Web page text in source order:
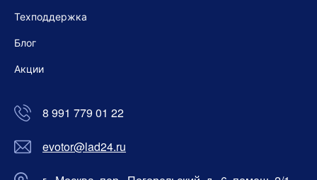
Техподдержка
Блог
Акции
8 991 779 01 22
evotor@lad24.ru